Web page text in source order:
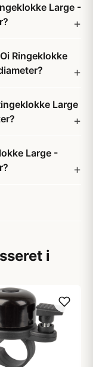
Large -
Ringeklokke
Large
Large -
i